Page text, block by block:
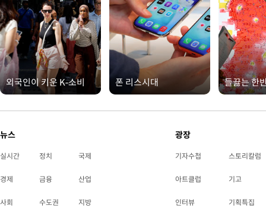
외국인이 키운 K-소비 폰 리스시대 들끓는 한
뉴스
실시간 정치 국제
경제 금융 산업
사회 수도권 지방
광장
기자수첩 스토리칼럼
아트클럽 기고
인터뷰 기획특집